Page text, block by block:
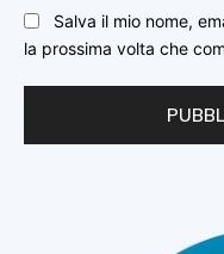
Salva il mio nome,
la prossima volta che